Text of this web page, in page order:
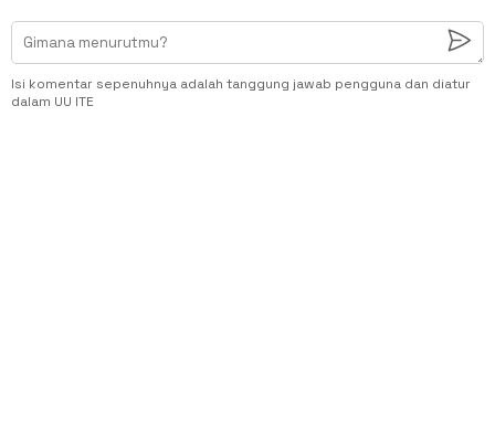
Isi komentar sepenuhnya adalah tanggung jawab pengguna dan diatur
dalam UU ITE